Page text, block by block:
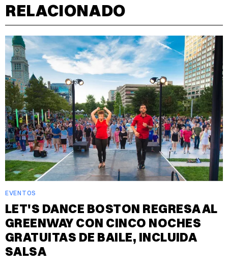
RELACIONADO
EVENTOS
LET'S DANCE BOSTON REGRESA AL
GREENWAY CON CINCO NOCHES
GRATUITAS DE BAILE, INCLUIDA
SALSA